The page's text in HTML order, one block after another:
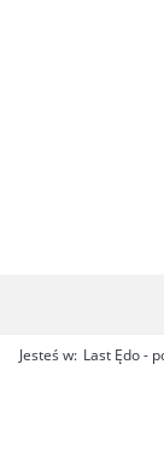
Jesteś w: Last Ędo -